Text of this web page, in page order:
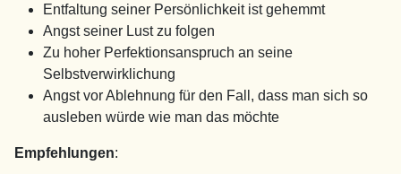
Entfaltung seiner Persönlichkeit ist gehemmt
Angst seiner Lust zu folgen
Zu hoher Perfektionsanspruch an seine
Selbstverwirklichung
Angst vor Ablehnung für den Fall, dass man sich so
ausleben würde wie man das möchte
Empfehlungen: